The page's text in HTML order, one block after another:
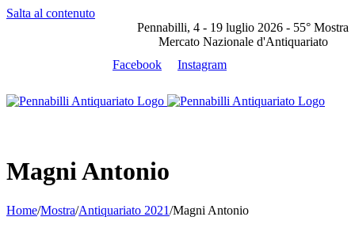
Salta al contenuto
Pennabilli, 4 - 19 luglio 2026 - 55° Mostra
Mercato Nazionale d'Antiquariato
Facebook
Instagram
Magni Antonio
Home/Mostra/Antiquariato 2021/Magni Antonio